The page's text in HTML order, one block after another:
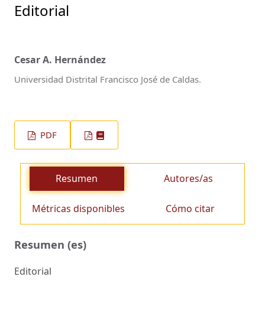
Editorial
Cesar A. Hernández
Universidad Distrital Francisco José de Caldas.
PDF
Resumen Autores/as
Métricas disponibles Cómo citar
Resumen (es)
Editorial